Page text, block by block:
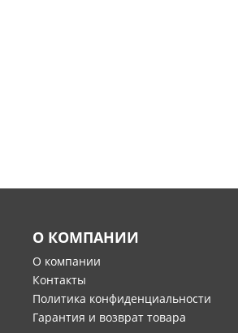
О КОМПАНИИ
О компании
Контакты
Политика конфиденциальности
Гарантия и возврат товара